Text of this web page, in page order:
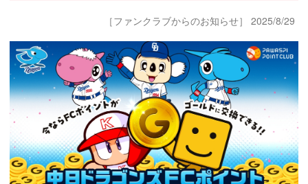
［ファンクラブからのお知らせ］ 2025/8/29